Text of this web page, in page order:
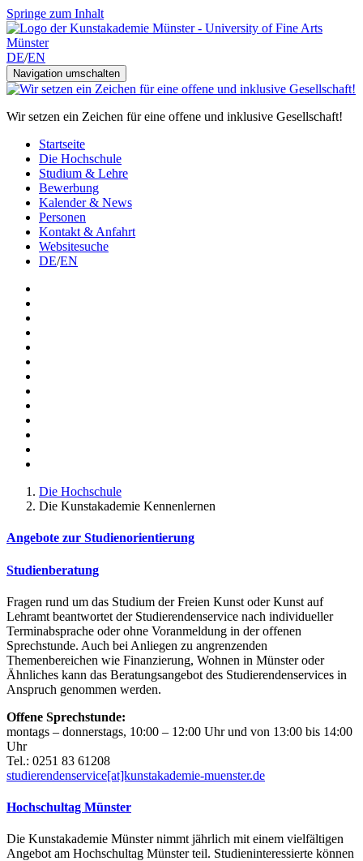
Springe zum Inhalt
DE/EN
Navigation umschalten
Wir setzen ein Zeichen für eine offene und inklusive Gesellschaft!
Startseite
Die Hochschule
Studium & Lehre
Bewerbung
Kalender & News
Personen
Kontakt & Anfahrt
Websitesuche
DE/EN
Die Hochschule
Die Kunstakademie Kennenlernen
Angebote zur Studienorientierung
Studienberatung
Fragen rund um das Studium der Freien Kunst oder Kunst auf
Lehramt beantwortet der Studierendenservice nach individueller
Terminabsprache oder ohne Voranmeldung in der offenen
Sprechstunde. Auch bei Anliegen zu angrenzenden
Themenbereichen wie Finanzierung, Wohnen in Münster oder
Ähnliches kann das Beratungsangebot des Studierendenservices in
Anspruch genommen werden.
Offene Sprechstunde:
montags – donnerstags, 10:00 – 12:00 Uhr und von 13:00 bis 14:00
Uhr
Tel.: 0251 83 61208
studierendenservice[at]kunstakademie-muenster.de
Hochschultag Münster
Die Kunstakademie Münster nimmt jährlich mit einem vielfältigen
Angebot am Hochschultag Münster teil. Studieninteressierte können